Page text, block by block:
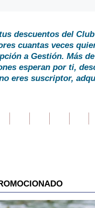
descuentos del
cuantas veces
a Gestión. Más
esperan por ti,
eres suscriptor,